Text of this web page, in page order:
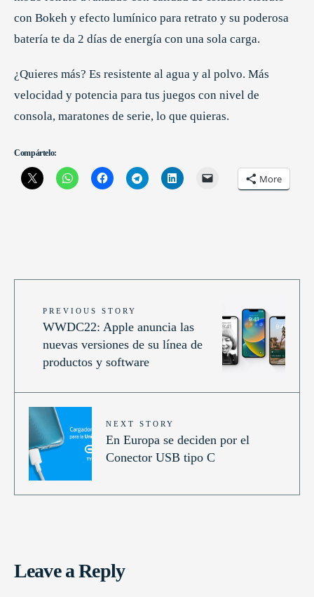
con Bokeh y efecto lumínico para retrato y su poderosa
batería te da 2 días de energía con una sola carga.
¿Quieres más? Es resistente al agua y al polvo. Más
velocidad y potencia para tus juegos con nivel de
consola, maratones de serie, lo que quieras.
Compártelo:
More
PREVIOUS STORY
WWDC22: Apple anuncia las
nuevas versiones de su línea de
productos y software
NEXT STORY
En Europa se deciden por el
Conector USB tipo C
Leave a Reply